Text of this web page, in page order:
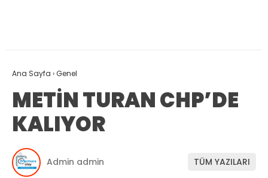
Ana Sayfa ›Genel
METİN TURAN CHP’DE
KALIYOR
Admin admin TÜM YAZILARI